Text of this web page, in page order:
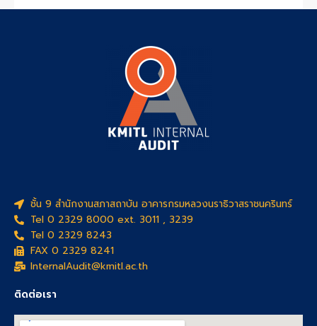
ชั้น 9 สำนักงานสภาสถาบัน อาคารกรมหลวงนราธิวาสราชนครินทร์
Tel 0 2329 8000 ext. 3011 , 3239
Tel 0 2329 8243
FAX 0 2329 8241
InternalAudit@kmitl.ac.th
ติดต่อเรา